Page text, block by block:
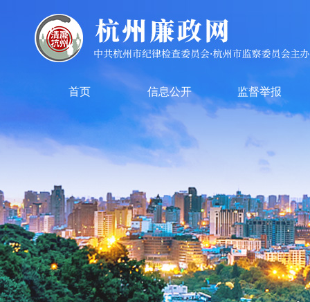
首页 信息公开 监督举报